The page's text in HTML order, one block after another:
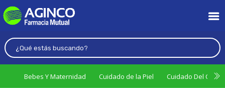
Bebes Y Maternidad Cuidado de la Piel Cuidado Del